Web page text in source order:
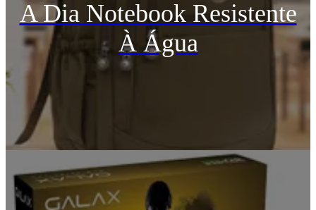
A Dia Notebook Resistente
À Água